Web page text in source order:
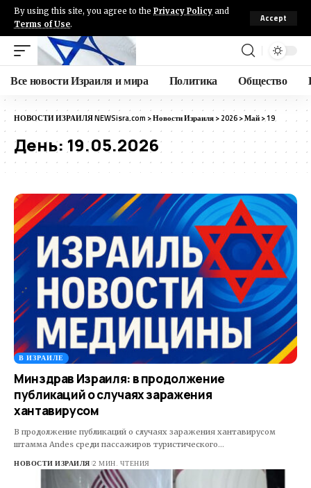
By using this site, you agree to the Privacy Policy and
Terms of Use.
Accept
Все новости Израиля и мира Политика Общество
НОВОСТИ ИЗРАИЛЯ NEWSisra.com >Новости Израиля>2026>Май>19
День:19.05.2026
В ИЗРАИЛЕ
Минздрав Израиля: в продолжение
публикаций о случаях заражения
хантавирусом
В продолжение публикаций о случаях заражения хантавирусом
штамма Andes среди пассажиров туристического…
НОВОСТИ ИЗРАИЛЯ 2 МИН. ЧТЕНИЯ